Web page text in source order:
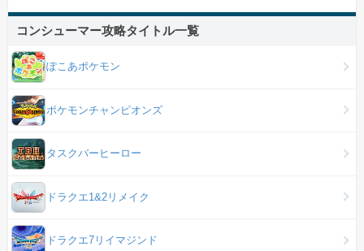
コンシューマー攻略タイトル一覧
ぽこあポケモン
ポケモンチャンピオンズ
タスクバーヒーロー
ドラクエ1&2リメイク
ドラクエ7リイマジンド